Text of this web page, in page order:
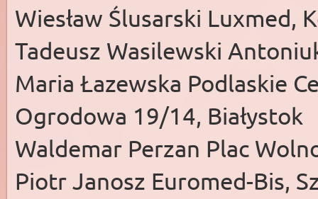
Wiesław Ślusarski Luxmed,
Tadeusz Wasilewski
Maria Łazewska Podlaskie
Ogrodowa 19/14, Białystok
Waldemar Perzan Plac
Piotr Janosz Euromed-Bis,